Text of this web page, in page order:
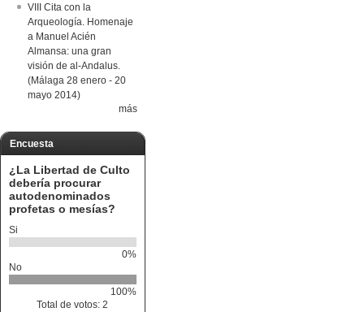
VIII Cita con la
Arqueología. Homenaje
a Manuel Acién
Almansa: una gran
visión de al-Andalus.
(Málaga 28 enero - 20
mayo 2014)
más
Encuesta
¿La Libertad de Culto
debería procurar
autodenominados
profetas o mesías?
Si
0%
No
100%
Total de votos: 2